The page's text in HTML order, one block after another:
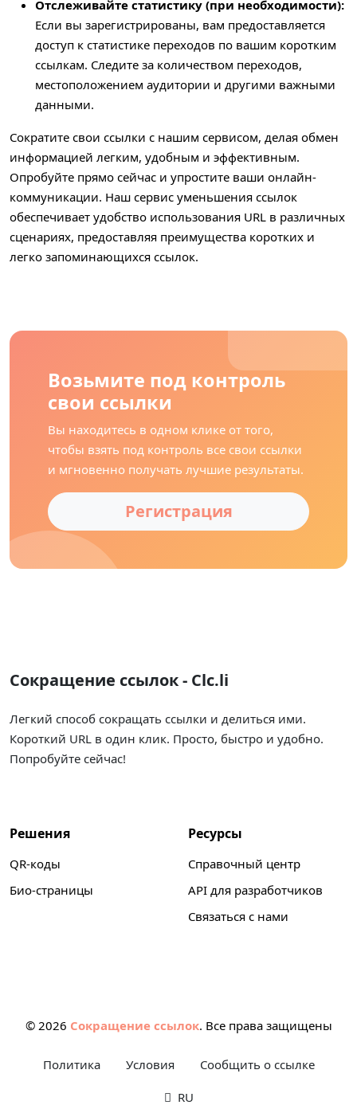
Отслеживайте статистику (при необходимости):
Если вы зарегистрированы, вам предоставляется
доступ к статистике переходов по вашим коротким
ссылкам. Следите за количеством переходов,
местоположением аудитории и другими важными
данными.
Сократите свои ссылки с нашим сервисом, делая обмен
информацией легким, удобным и эффективным.
Опробуйте прямо сейчас и упростите ваши онлайн-
коммуникации. Наш сервис уменьшения ссылок
обеспечивает удобство использования URL в различных
сценариях, предоставляя преимущества коротких и
легко запоминающихся ссылок.
Возьмите под контроль
свои ссылки
Вы находитесь в одном клике от того,
чтобы взять под контроль все свои ссылки
и мгновенно получать лучшие результаты.
Регистрация
Сокращение ссылок - Clc.li
Легкий способ сокращать ссылки и делиться ими.
Короткий URL в один клик. Просто, быстро и удобно.
Попробуйте сейчас!
Решения
QR-коды
Био-страницы
Ресурсы
Справочный центр
API для разработчиков
Связаться с нами
© 2026 Сокращение ссылок. Все права защищены
Политика Условия Сообщить о ссылке
RU